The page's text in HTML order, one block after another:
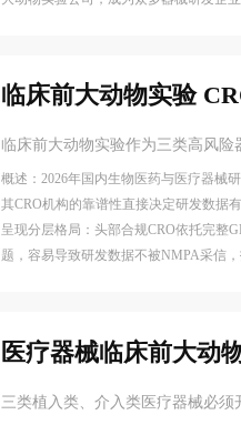
临床前大动物实验
临床前大动物实验作为三类高风
概述：2026年国内生物医药与医疗器械
其CRO机构的靠谱性直接决定研发数据
呈现分层格局：头部合规CRO依托完整
题，容易导致研发数据不被NMPA采信，
医疗器械临床前大动
三类植入类、介入类医疗器械必